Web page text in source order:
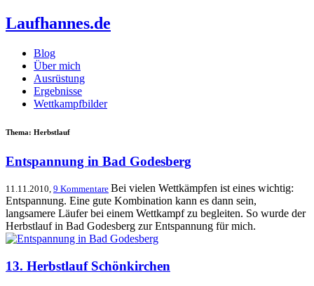
Laufhannes.de
Blog
Über mich
Ausrüstung
Ergebnisse
Wettkampfbilder
Thema: Herbstlauf
Entspannung in Bad Godesberg
11.11.2010, 9 Kommentare Bei vielen Wettkämpfen ist eines wichtig:
Entspannung. Eine gute Kombination kann es dann sein,
langsamere Läufer bei einem Wettkampf zu begleiten. So wurde der
Herbstlauf in Bad Godesberg zur Entspannung für mich.
13. Herbstlauf Schönkirchen